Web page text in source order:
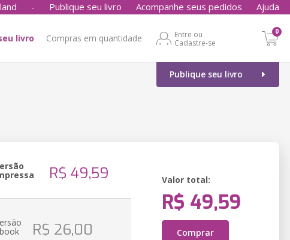
- Publique seu livro Acompanhe seus pedidos Ajuda
livro Compras em quantidade
Entre ou
Cadastre-se
0
Publique seu livro
R$ 49,59 Valor total:
R$ 49,59
Comprar
R$ 26,00